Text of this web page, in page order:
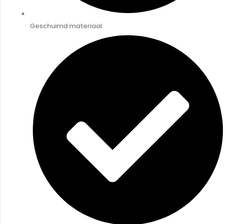
Geschuimd materiaal